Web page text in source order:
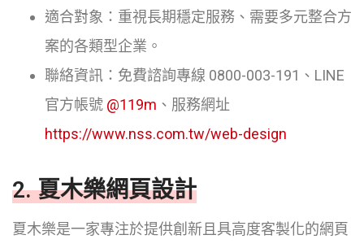
適合對象：重視長期穩定服務、需要多元整合方
案的各類型企業。
聯絡資訊：免費諮詢專線 0800-003-191、LINE
官方帳號 @119m 、服務網址
https://www.nss.com.tw/web-design
2. 夏木樂網頁設計
夏木樂是一家專注於提供創新且具高度客製化的網頁